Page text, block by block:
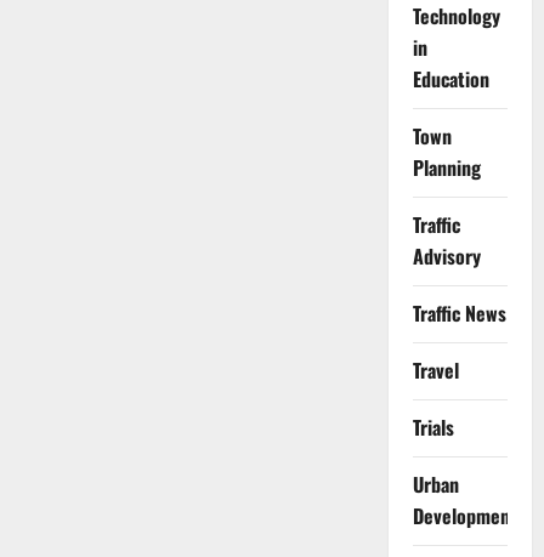
Technology
in
Education
Town
Planning
Traffic
Advisory
Traffic News
Travel
Trials
Urban
Development